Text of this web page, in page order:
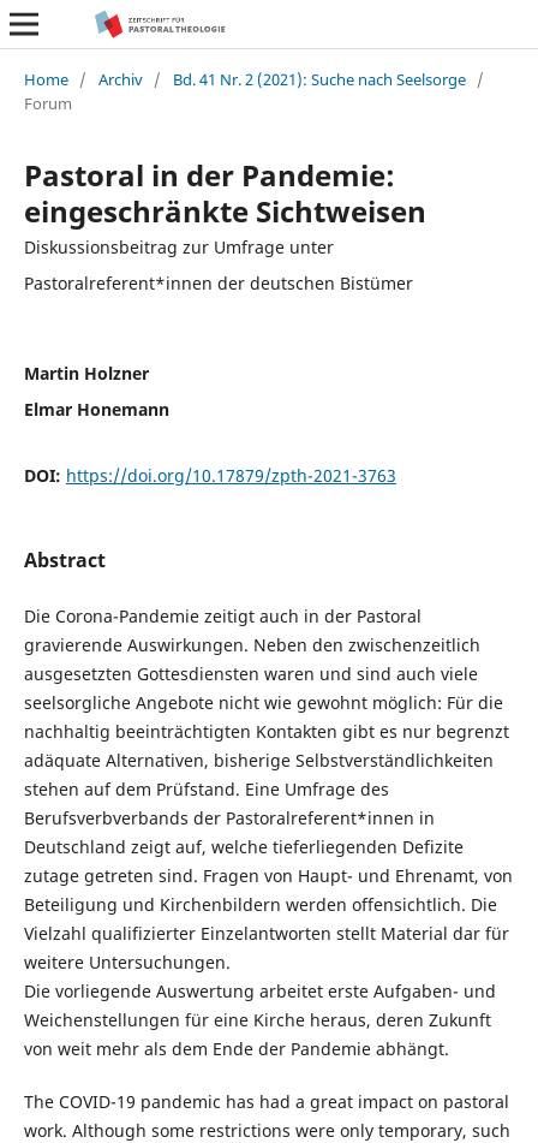
Home / Archiv / Bd. 41 Nr. 2 (2021): Suche nach Seelsorge /
Forum
Pastoral in der Pandemie:
eingeschränkte Sichtweisen
Diskussionsbeitrag zur Umfrage unter
Pastoralreferent*innen der deutschen Bistümer
Martin Holzner
Elmar Honemann
DOI: https://doi.org/10.17879/zpth-2021-3763
Abstract
Die Corona-Pandemie zeitigt auch in der Pastoral
gravierende Auswirkungen. Neben den zwischenzeitlich
ausgesetzten Gottesdiensten waren und sind auch viele
seelsorgliche Angebote nicht wie gewohnt möglich: Für die
nachhaltig beeinträchtigten Kontakten gibt es nur begrenzt
adäquate Alternativen, bisherige Selbstverständlichkeiten
stehen auf dem Prüfstand. Eine Umfrage des
Berufsverbverbands der Pastoralreferent*innen in
Deutschland zeigt auf, welche tieferliegenden Defizite
zutage getreten sind. Fragen von Haupt- und Ehrenamt, von
Beteiligung und Kirchenbildern werden offensichtlich. Die
Vielzahl qualifizierter Einzelantworten stellt Material dar für
weitere Untersuchungen.
Die vorliegende Auswertung arbeitet erste Aufgaben- und
Weichenstellungen für eine Kirche heraus, deren Zukunft
von weit mehr als dem Ende der Pandemie abhängt.
The COVID-19 pandemic has had a great impact on pastoral
work. Although some restrictions were only temporary, such